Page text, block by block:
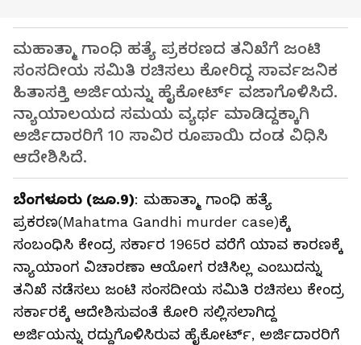
ಮಹಾತ್ಮಾ ಗಾಂಧಿ ಹತ್ಯೆ ಪ್ರಕರಣದ ತನಿಖೆಗೆ ಜಂಟಿ
ಸಂಸದೀಯ ಸಮಿತಿ ರಚಿಸಲು ಕೋರಿದ್ದ ಸಾರ್ವಜನಿಕ
ಹಿತಾಸಕ್ತಿ ಅರ್ಜಿಯನ್ನು ಹೈಕೋರ್ಟ್‌ ವಜಾಗೊಳಿಸಿದೆ.
ನ್ಯಾಯಾಲಯದ ಸಮಯ ವ್ಯರ್ಥ ಮಾಡಿದ್ದಕ್ಕಾಗಿ
ಅರ್ಜಿದಾರರಿಗೆ 10 ಸಾವಿರ ರೂಪಾಯಿ ದಂಡ ವಿಧಿಸಿ
ಆದೇಶಿಸಿದೆ.
ಬೆಂಗಳೂರು (ಜೂ.9): ಮಹಾತ್ಮಾ ಗಾಂಧಿ ಹತ್ಯೆ
ಪ್ರಕರಣ(Mahatma Gandhi murder case)ಕ್ಕೆ
ಸಂಬಂಧಿಸಿ ಕೇಂದ್ರ ಸರ್ಕಾರ 1965ರ ವರೆಗೆ ಯಾವ ಕಾರಣಕ್ಕೆ
ನ್ಯಾಯಾಂಗ ವಿಚಾರಣಾ ಆಯೋಗ ರಚಿಸಿಲ್ಲ ಎಂಬುದನ್ನು
ತನಿಖೆ ನಡೆಸಲು ಜಂಟಿ ಸಂಸದೀಯ ಸಮಿತಿ ರಚಿಸಲು ಕೇಂದ್ರ
ಸರ್ಕಾರಕ್ಕೆ ಆದೇಶಿಸುವಂತೆ ಕೋರಿ ಸಲ್ಲಿಸಲಾಗಿದ್ದ
ಅರ್ಜಿಯನ್ನು ರದ್ದುಗೊಳಿಸಿರುವ ಹೈಕೋರ್ಟ್‌, ಅರ್ಜಿದಾರರಿಗೆ